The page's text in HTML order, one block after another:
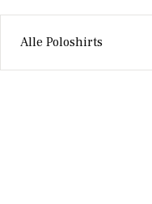
Alle Poloshirts